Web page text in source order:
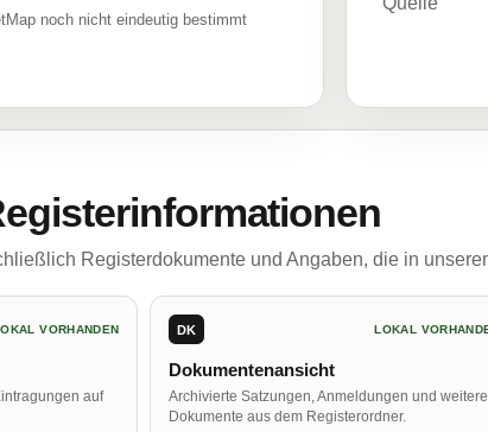
noch nicht eindeutig bestimmt
Registerdokumente und Angaben, die in
VORHANDEN
auf
DK LOKAL
Dokumentenansicht
Archivierte Satzungen, Anmeldungen und weitere
Dokumente aus dem Registerordner.